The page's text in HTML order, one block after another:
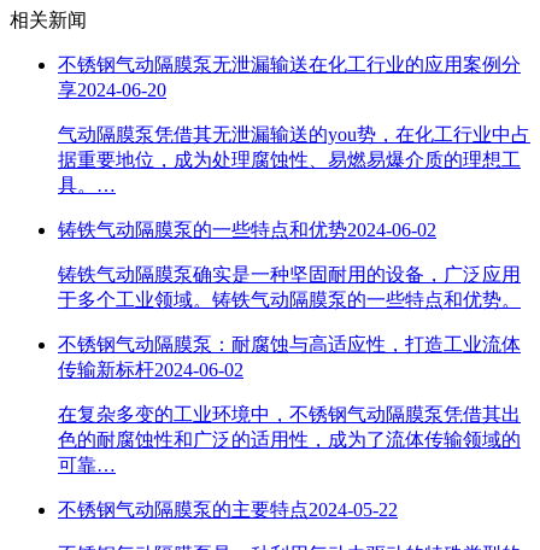
相关新闻
不锈钢气动隔膜泵无泄漏输送在化工行业的应用案例分
享2024-06-20
气动隔膜泵凭借其无泄漏输送的you势，在化工行业中占
据重要地位，成为处理腐蚀性、易燃易爆介质的理想工
具。…
铸铁气动隔膜泵的一些特点和优势2024-06-02
铸铁气动隔膜泵确实是一种坚固耐用的设备，广泛应用
于多个工业领域。铸铁气动隔膜泵的一些特点和优势。
不锈钢气动隔膜泵：耐腐蚀与高适应性，打造工业流体
传输新标杆2024-06-02
在复杂多变的工业环境中，不锈钢气动隔膜泵凭借其出
色的耐腐蚀性和广泛的适用性，成为了流体传输领域的
可靠…
不锈钢气动隔膜泵的主要特点2024-05-22